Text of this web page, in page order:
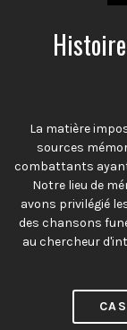
La matière
sources
combattants
Notre lieu de
avons privilégié
des chansons
au chercheur